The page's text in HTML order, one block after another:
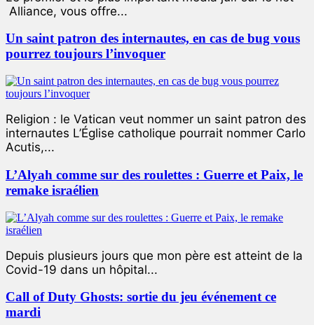
Alliance, vous offre...
Un saint patron des internautes, en cas de bug vous
pourrez toujours l’invoquer
Religion : le Vatican veut nommer un saint patron des
internautes L’Église catholique pourrait nommer Carlo
Acutis,...
L’Alyah comme sur des roulettes : Guerre et Paix, le
remake israélien
Depuis plusieurs jours que mon père est atteint de la
Covid-19 dans un hôpital...
Call of Duty Ghosts: sortie du jeu événement ce
mardi